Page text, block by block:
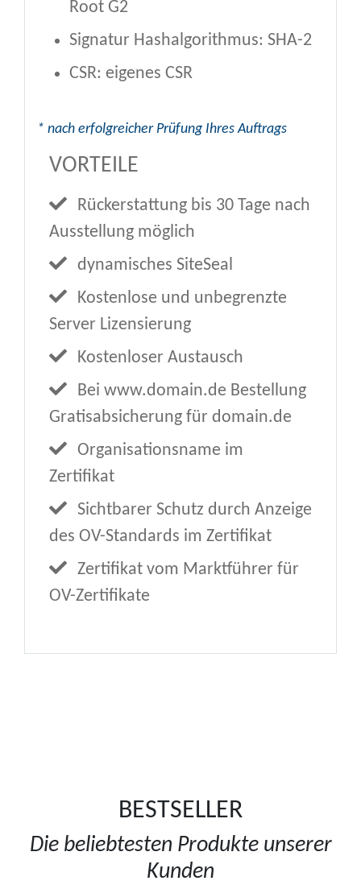
Root G2
Signatur Hashalgorithmus: SHA-2
CSR: eigenes CSR
* nach erfolgreicher Prüfung Ihres Auftrags
VORTEILE
Rückerstattung bis 30 Tage nach
Ausstellung möglich
dynamisches SiteSeal
Kostenlose und unbegrenzte
Server Lizensierung
Kostenloser Austausch
Bei www.domain.de Bestellung
Gratisabsicherung für domain.de
Organisationsname im
Zertifikat
Sichtbarer Schutz durch Anzeige
des OV-Standards im Zertifikat
Zertifikat vom Marktführer für
OV-Zertifikate
BESTSELLER
Die beliebtesten Produkte unserer
Kunden